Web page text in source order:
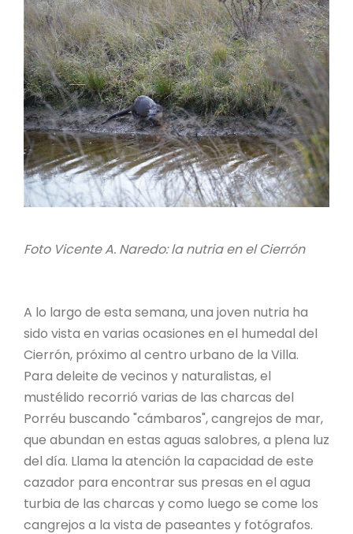
Foto Vicente A. Naredo: la nutria en el Cierrón
A lo largo de esta semana, una joven nutria ha
sido vista en varias ocasiones en el humedal del
Cierrón, próximo al centro urbano de la Villa.
Para deleite de vecinos y naturalistas, el
mustélido recorrió varias de las charcas del
Porréu buscando "cámbaros", cangrejos de mar,
que abundan en estas aguas salobres, a plena luz
del día. Llama la atención la capacidad de este
cazador para encontrar sus presas en el agua
turbia de las charcas y como luego se come los
cangrejos a la vista de paseantes y fotógrafos.